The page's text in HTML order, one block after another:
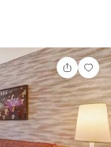
Teilen